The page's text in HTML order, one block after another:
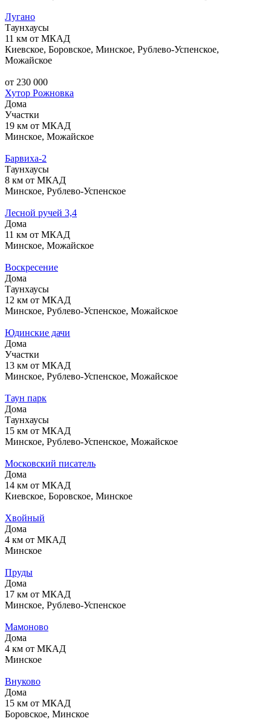
Лугано
Таунхаусы
11 км от МКАД
Киевское, Боровское, Минское, Рублево-Успенское,
Можайское
от 230 000
Хутор Рожновка
Дома
Участки
19 км от МКАД
Минское, Можайское
Барвиха-2
Таунхаусы
8 км от МКАД
Минское, Рублево-Успенское
Лесной ручей 3,4
Дома
11 км от МКАД
Минское, Можайское
Воскресение
Дома
Таунхаусы
12 км от МКАД
Минское, Рублево-Успенское, Можайское
Юдинские дачи
Дома
Участки
13 км от МКАД
Минское, Рублево-Успенское, Можайское
Таун парк
Дома
Таунхаусы
15 км от МКАД
Минское, Рублево-Успенское, Можайское
Московский писатель
Дома
14 км от МКАД
Киевское, Боровское, Минское
Хвойный
Дома
4 км от МКАД
Минское
Пруды
Дома
17 км от МКАД
Минское, Рублево-Успенское
Мамоново
Дома
4 км от МКАД
Минское
Внуково
Дома
15 км от МКАД
Боровское, Минское